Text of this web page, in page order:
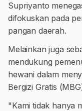
Supriyanto
difokuskan pada
pangan daerah.
Melainkan juga
mendukung
hewani dalam
Bergizi Gratis
​"Kami tidak hanya